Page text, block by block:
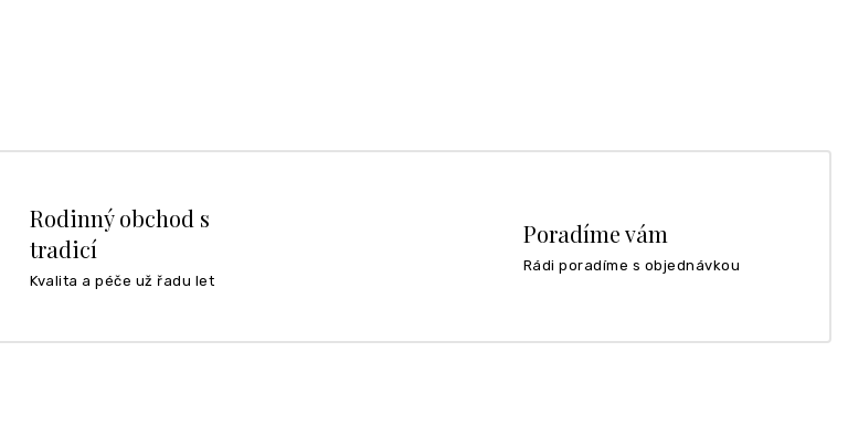
Rodinný obchod s
tradicí
Kvalita a péče už řadu let
Poradíme vám
Rádi poradíme s objednávkou